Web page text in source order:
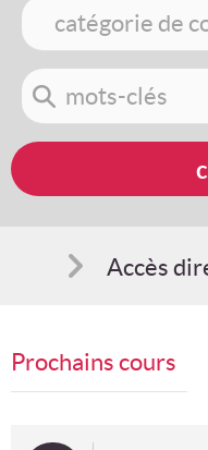
Accès
Prochains cours